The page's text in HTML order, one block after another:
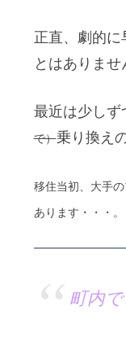
正直、劇的
とはありませ
最近は少し
で）乗り換え
移住当初、大手
あります・・・。
町内